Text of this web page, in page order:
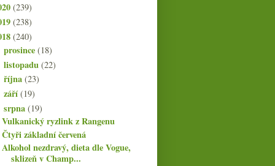
(239)
(238)
(240)
prosince(18)
listopadu(22)
října(23)
září(19)
srpna(19)
Vulkanický ryzlink z Rangenu
Čtyři základní červená
Alkohol nezdravý, dieta dle Vogue,
sklizeň v Champ...